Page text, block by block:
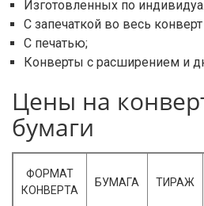
Изготовленных по
C запечаткой во весь
С печатью;
Конверты с расширением и
Цены на
бумаги
ФОРМАТ
КОНВЕРТА
БУМАГА ТИРАЖ